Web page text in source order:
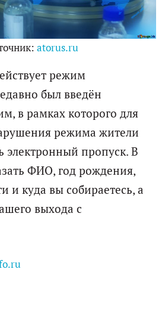
atorus.ru
режим
был введён
в рамках которого для
режима жители
электронный пропуск. В
ФИО, год рождения,
и куда вы собираетесь, а
выхода с